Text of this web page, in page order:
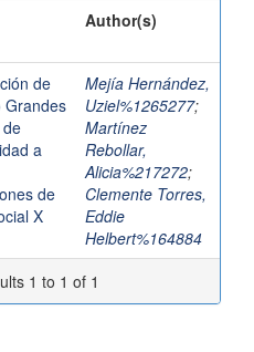
Author(s)
de
Grandes
a
de
X
Mejía Hernández,
Uziel%1265277;
Martínez
Rebollar,
Alicia%217272;
Clemente Torres,
Eddie
Helbert%164884
1 to 1 of 1